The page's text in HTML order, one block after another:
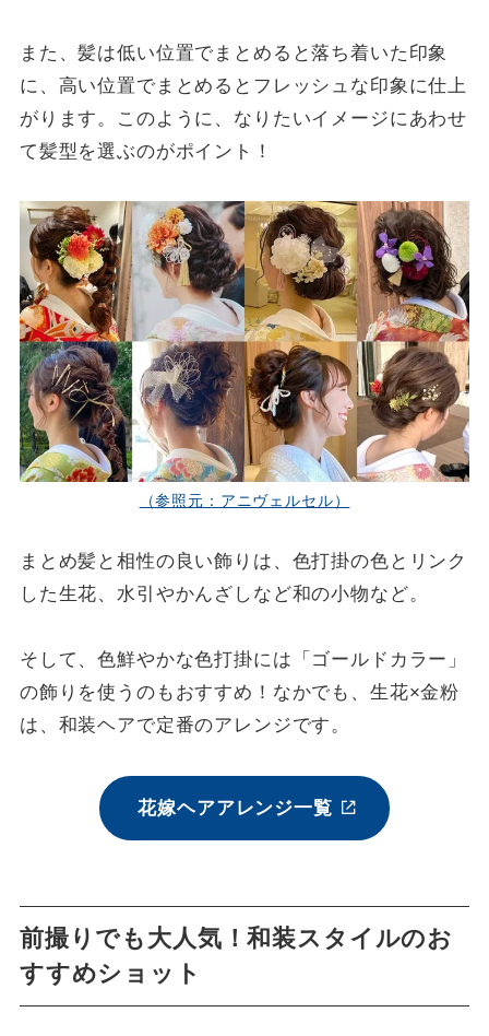
また、髪は低い位置でまとめると落ち着いた印象
に、高い位置でまとめるとフレッシュな印象に仕上
がります。このように、なりたいイメージにあわせ
て髪型を選ぶのがポイント！
（参照元：アニヴェルセル）
まとめ髪と相性の良い飾りは、色打掛の色とリンク
した生花、水引やかんざしなど和の小物など。
そして、色鮮やかな色打掛には「ゴールドカラー」
の飾りを使うのもおすすめ！なかでも、生花×金粉
は、和装ヘアで定番のアレンジです。
花嫁ヘアアレンジ一覧
前撮りでも大人気！和装スタイルのお
すすめショット